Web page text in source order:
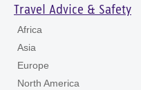
Travel Advice & Safety
Africa
Asia
Europe
North America